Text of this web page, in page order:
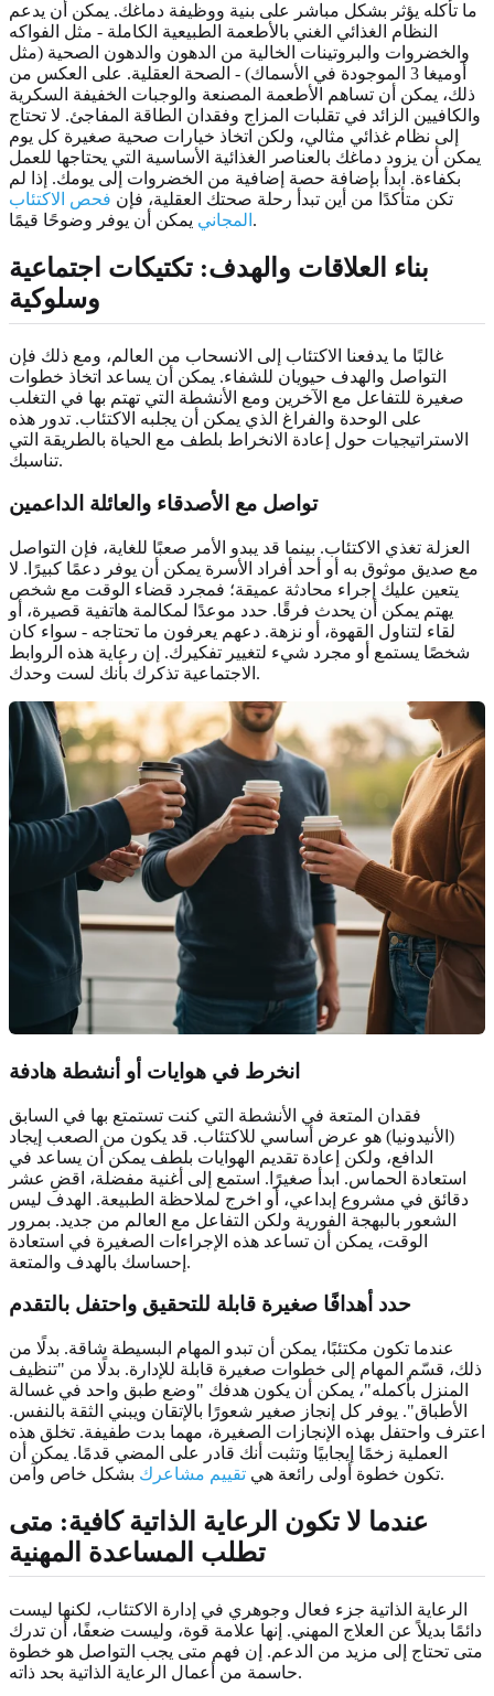
ما تأكله يؤثر بشكل مباشر على بنية ووظيفة دماغك. يمكن أن يدعم
النظام الغذائي الغني بالأطعمة الطبيعية الكاملة - مثل الفواكه
والخضروات والبروتينات الخالية من الدهون والدهون الصحية (مثل
أوميغا 3 الموجودة في الأسماك) - الصحة العقلية. على العكس من
ذلك، يمكن أن تساهم الأطعمة المصنعة والوجبات الخفيفة السكرية
والكافيين الزائد في تقلبات المزاج وفقدان الطاقة المفاجئ. لا تحتاج
إلى نظام غذائي مثالي، ولكن اتخاذ خيارات صحية صغيرة كل يوم
يمكن أن يزود دماغك بالعناصر الغذائية الأساسية التي يحتاجها للعمل
بكفاءة. ابدأ بإضافة حصة إضافية من الخضروات إلى يومك. إذا لم
تكن متأكدًا من أين تبدأ رحلة صحتك العقلية، فإن فحص الاكتئاب
المجاني يمكن أن يوفر وضوحًا قيمًا.
بناء العلاقات والهدف: تكتيكات اجتماعية
وسلوكية
غالبًا ما يدفعنا الاكتئاب إلى الانسحاب من العالم، ومع ذلك فإن
التواصل والهدف حيويان للشفاء. يمكن أن يساعد اتخاذ خطوات
صغيرة للتفاعل مع الآخرين ومع الأنشطة التي تهتم بها في التغلب
على الوحدة والفراغ الذي يمكن أن يجلبه الاكتئاب. تدور هذه
الاستراتيجيات حول إعادة الانخراط بلطف مع الحياة بالطريقة التي
تناسبك.
تواصل مع الأصدقاء والعائلة الداعمين
العزلة تغذي الاكتئاب. بينما قد يبدو الأمر صعبًا للغاية، فإن التواصل
مع صديق موثوق به أو أحد أفراد الأسرة يمكن أن يوفر دعمًا كبيرًا. لا
يتعين عليك إجراء محادثة عميقة؛ فمجرد قضاء الوقت مع شخص
يهتم يمكن أن يحدث فرقًا. حدد موعدًا لمكالمة هاتفية قصيرة، أو
لقاء لتناول القهوة، أو نزهة. دعهم يعرفون ما تحتاجه - سواء كان
شخصًا يستمع أو مجرد شيء لتغيير تفكيرك. إن رعاية هذه الروابط
الاجتماعية تذكرك بأنك لست وحدك.
انخرط في هوايات أو أنشطة هادفة
فقدان المتعة في الأنشطة التي كنت تستمتع بها في السابق
(الأنيدونيا) هو عرض أساسي للاكتئاب. قد يكون من الصعب إيجاد
الدافع، ولكن إعادة تقديم الهوايات بلطف يمكن أن يساعد في
استعادة الحماس. ابدأ صغيرًا. استمع إلى أغنية مفضلة، اقضِ عشر
دقائق في مشروع إبداعي، أو اخرج لملاحظة الطبيعة. الهدف ليس
الشعور بالبهجة الفورية ولكن التفاعل مع العالم من جديد. بمرور
الوقت، يمكن أن تساعد هذه الإجراءات الصغيرة في استعادة
إحساسك بالهدف والمتعة.
حدد أهدافًا صغيرة قابلة للتحقيق واحتفل بالتقدم
عندما تكون مكتئبًا، يمكن أن تبدو المهام البسيطة شاقة. بدلًا من
ذلك، قسّم المهام إلى خطوات صغيرة قابلة للإدارة. بدلًا من "تنظيف
المنزل بأكمله"، يمكن أن يكون هدفك "وضع طبق واحد في غسالة
الأطباق". يوفر كل إنجاز صغير شعورًا بالإتقان ويبني الثقة بالنفس.
اعترف واحتفل بهذه الإنجازات الصغيرة، مهما بدت طفيفة. تخلق هذه
العملية زخمًا إيجابيًا وتثبت أنك قادر على المضي قدمًا. يمكن أن
تكون خطوة أولى رائعة هي تقييم مشاعرك بشكل خاص وآمن.
عندما لا تكون الرعاية الذاتية كافية: متى
تطلب المساعدة المهنية
الرعاية الذاتية جزء فعال وجوهري في إدارة الاكتئاب، لكنها ليست
دائمًا بديلاً عن العلاج المهني. إنها علامة قوة، وليست ضعفًا، أن تدرك
متى تحتاج إلى مزيد من الدعم. إن فهم متى يجب التواصل هو خطوة
حاسمة من أعمال الرعاية الذاتية بحد ذاته.